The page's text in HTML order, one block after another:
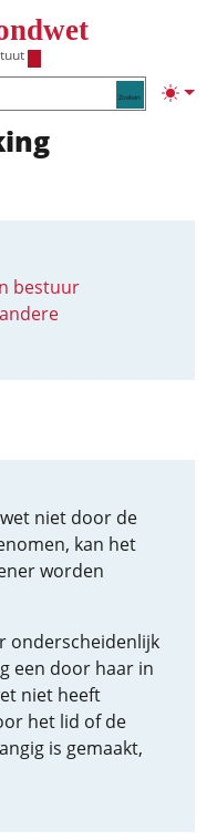
Zoeken
bestuur
niet door de
kan het
worden
onderscheidenlijk
een door haar in
niet heeft
het lid of de
is gemaakt,